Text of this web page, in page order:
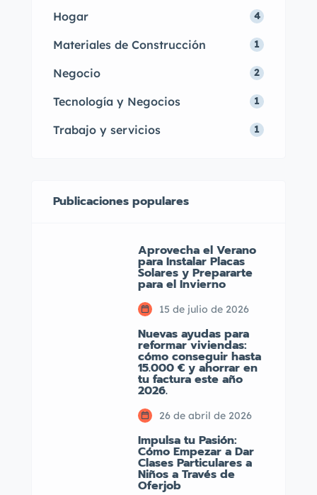
Hogar 4
Materiales de Construcción 1
Negocio 2
Tecnología y Negocios 1
Trabajo y servicios 1
Publicaciones populares
Aprovecha el Verano
para Instalar Placas
Solares y Prepararte
para el Invierno
15 de julio de 2026
Nuevas ayudas para
reformar viviendas:
cómo conseguir hasta
15.000 € y ahorrar en
tu factura este año
2026.
26 de abril de 2026
Impulsa tu Pasión:
Cómo Empezar a Dar
Clases Particulares a
Niños a Través de
Oferjob